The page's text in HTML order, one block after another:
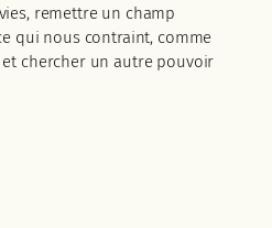
remettre un champ
qui nous contraint, comme
chercher un autre pouvoir